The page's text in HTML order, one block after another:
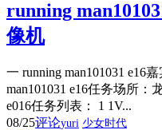
running
像机
一 running man101031 e16
man101031 e16任务场所：
e016任务列表： 1 1V...
08/25评论yuri 少女时代